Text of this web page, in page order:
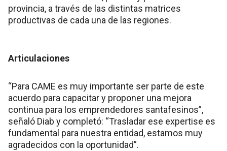
provincia, a través de las distintas matrices
productivas de cada una de las regiones.
Articulaciones
“Para CAME es muy importante ser parte de este
acuerdo para capacitar y proponer una mejora
continua para los emprendedores santafesinos”,
señaló Diab y completó: “Trasladar ese expertise es
fundamental para nuestra entidad, estamos muy
agradecidos con la oportunidad”.